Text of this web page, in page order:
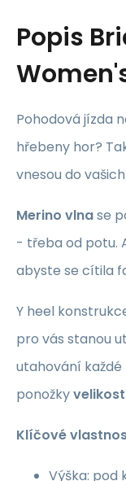
Popis
Pohodová jízda
hřebeny hor?
vnesou do
Merino vlnase
- třeba od potu.
abyste se cítila
Y heel
pro vás stanou
utahování
ponožky
Klíčové
Výška: pod